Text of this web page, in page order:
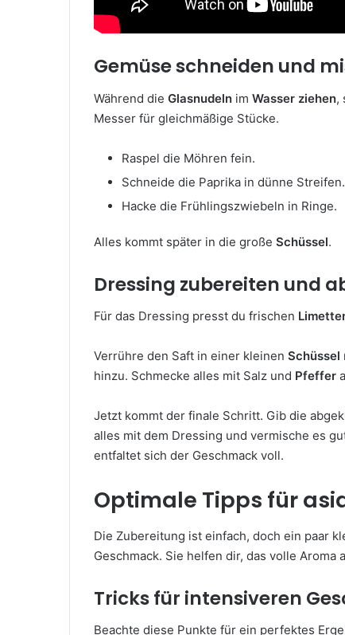
Gemüse schneiden und
Während die Glasnudeln im Wasser ziehen,
Messer für gleichmäßige Stücke.
Raspel die Möhren fein.
Schneide die Paprika in dünne Streifen.
Hacke die Frühlingszwiebeln in Ringe.
Alles kommt später in die große Schüssel.
Dressing zubereiten und
Für das Dressing presst du frischen
Verrühre den Saft in einer kleinen Schüssel
hinzu. Schmecke alles mit Salz und Pfeffer
Jetzt kommt der finale Schritt. Gib die
alles mit dem Dressing und vermische es
entfaltet sich der Geschmack voll.
Optimale Tipps für
Die Zubereitung ist einfach, doch ein paar
Geschmack. Sie helfen dir, das volle Aroma
Tricks für intensiveren
Beachte diese Punkte für ein perfektes